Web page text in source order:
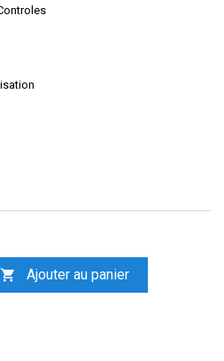
 Ajouter au panier